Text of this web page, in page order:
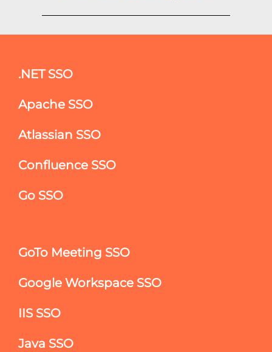
.NET SSO
Apache SSO
Atlassian SSO
Confluence SSO
Go SSO
GoTo Meeting SSO
Google Workspace SSO
IIS SSO
Java SSO